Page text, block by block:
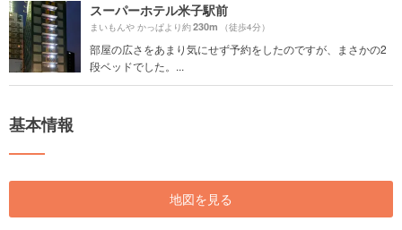
スーパーホテル米子駅前
まいもんや かっぱより約230m （徒歩4分）
部屋の広さをあまり気にせず予約をしたのですが、まさかの2
段ベッドでした。...
基本情報
地図を見る